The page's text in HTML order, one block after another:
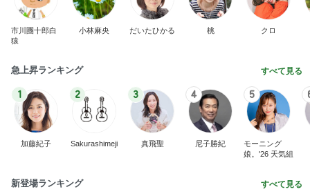
市川團十郎白
猿
小林麻央 だいたひかる 桃 クロ
急上昇ランキング すべて見る
1
加藤紀子
2
Sakurashimeji
3
真飛聖
4
尼子勝紀
5
モーニング
娘。'26 天気組
新登場ランキング すべて見る